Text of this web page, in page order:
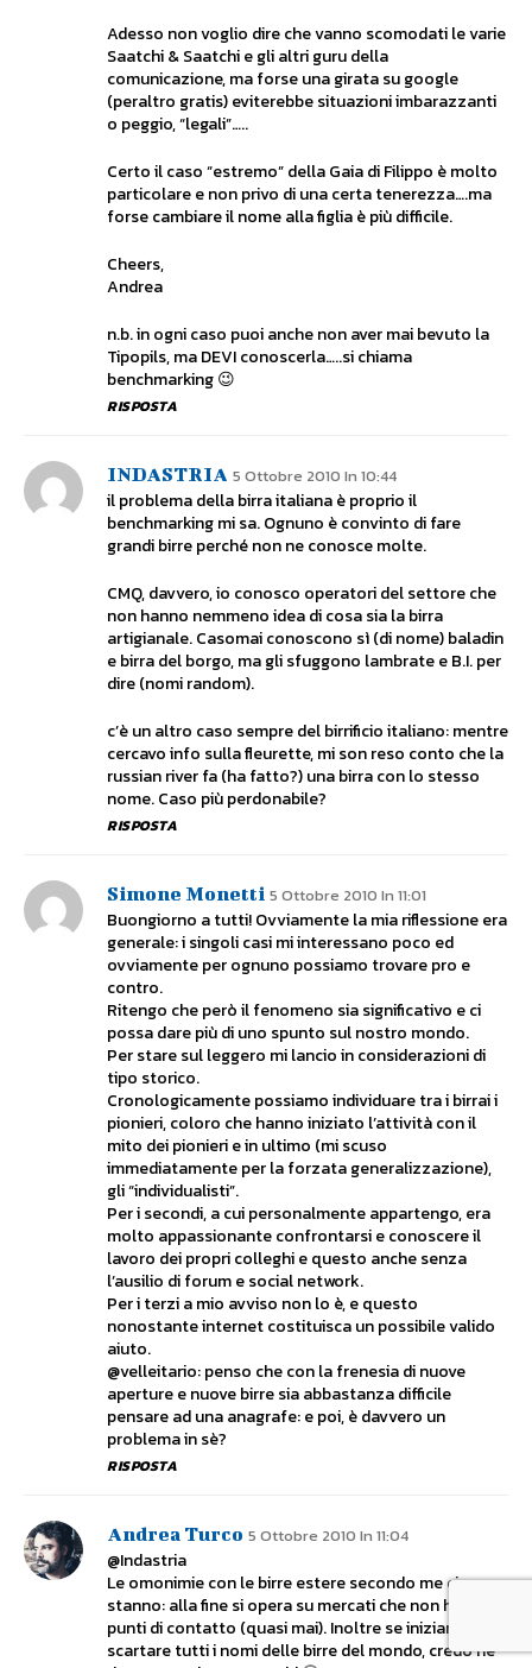
Adesso non voglio dire che vanno scomodati le varie
Saatchi & Saatchi e gli altri guru della
comunicazione, ma forse una girata su google
(peraltro gratis) eviterebbe situazioni imbarazzanti
o peggio, “legali”…..
Certo il caso “estremo” della Gaia di Filippo è molto
particolare e non privo di una certa tenerezza….ma
forse cambiare il nome alla figlia è più difficile.
Cheers,
Andrea
n.b. in ogni caso puoi anche non aver mai bevuto la
Tipopils, ma DEVI conoscerla…..si chiama
benchmarking 😉
RISPOSTA
INDASTRIA 5 Ottobre 2010 In 10:44
il problema della birra italiana è proprio il
benchmarking mi sa. Ognuno è convinto di fare
grandi birre perché non ne conosce molte.
CMQ, davvero, io conosco operatori del settore che
non hanno nemmeno idea di cosa sia la birra
artigianale. Casomai conoscono sì (di nome) baladin
e birra del borgo, ma gli sfuggono lambrate e B.I. per
dire (nomi random).
c’è un altro caso sempre del birrificio italiano: mentre
cercavo info sulla fleurette, mi son reso conto che la
russian river fa (ha fatto?) una birra con lo stesso
nome. Caso più perdonabile?
RISPOSTA
Simone Monetti 5 Ottobre 2010 In 11:01
Buongiorno a tutti! Ovviamente la mia riflessione era
generale: i singoli casi mi interessano poco ed
ovviamente per ognuno possiamo trovare pro e
contro.
Ritengo che però il fenomeno sia significativo e ci
possa dare più di uno spunto sul nostro mondo.
Per stare sul leggero mi lancio in considerazioni di
tipo storico.
Cronologicamente possiamo individuare tra i birrai i
pionieri, coloro che hanno iniziato l’attività con il
mito dei pionieri e in ultimo (mi scuso
immediatamente per la forzata generalizzazione),
gli “individualisti”.
Per i secondi, a cui personalmente appartengo, era
molto appassionante confrontarsi e conoscere il
lavoro dei propri colleghi e questo anche senza
l’ausilio di forum e social network.
Per i terzi a mio avviso non lo è, e questo
nonostante internet costituisca un possibile valido
aiuto.
@velleitario: penso che con la frenesia di nuove
aperture e nuove birre sia abbastanza difficile
pensare ad una anagrafe: e poi, è davvero un
problema in sè?
RISPOSTA
Andrea Turco 5 Ottobre 2010 In 11:04
@Indastria
Le omonimie con le birre estere secondo me ci
stanno: alla fine si opera su mercati che non hanno
punti di contatto (quasi mai). Inoltre se iniziamo a
scartare tutti i nomi delle birre del mondo, credo ne